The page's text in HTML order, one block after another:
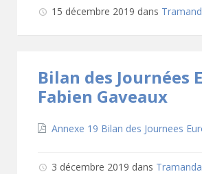
15 décembre 2019 dans
Bilan des Journées
Fabien Gaveaux
Téléchargements
Annexe 19 Bilan des Journees
3 décembre 2019 dans Tramanda